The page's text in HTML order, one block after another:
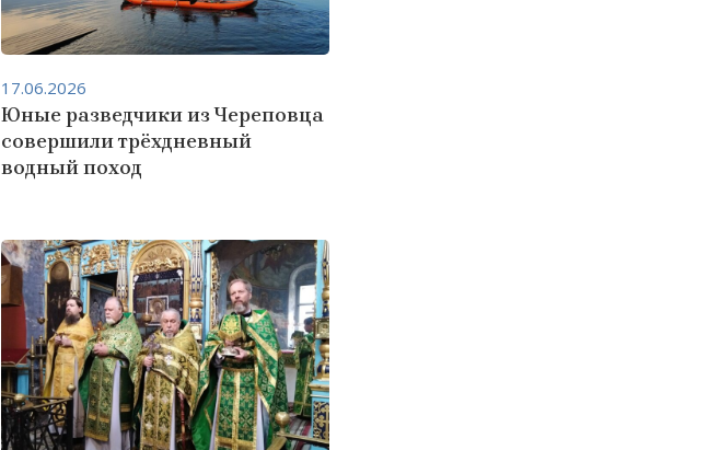
Юные разведчики из Череповца
совершили трёхдневный
водный поход
17.06.2026